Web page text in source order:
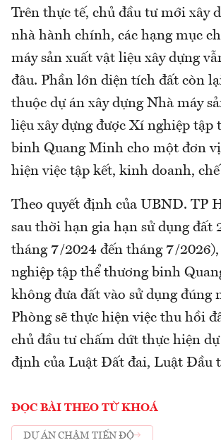
Trên thực tế, chủ đầu tư mới xây
nhà hành chính, các hạng mục
máy sản xuất vật liệu xây dựng
đâu. Phần lớn diện tích đất còn
thuộc dự án xây dựng Nhà máy
liệu xây dựng được Xí nghiệp tập
binh Quang Minh cho một đơn
hiện việc tập kết, kinh doanh,
Theo quyết định của UBND. TP
sau thời hạn gia hạn sử dụng đất
tháng 7/2024 đến tháng 7/
nghiệp tập thể thương binh
không đưa đất vào sử dụng đúng
Phòng sẽ thực hiện việc thu hồi
chủ đầu tư chấm dứt thực hiện
định của Luật Đất đai, Luật Đầu
ĐỌC BÀI THEO TỪ KHOÁ
DỰ ÁN CHẬM TIẾN ĐỘ